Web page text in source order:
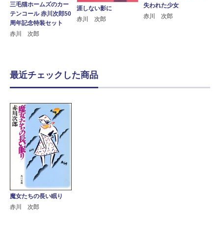
三毛猫ホームズのカー
テンコール 赤川次郎50
周年記念特装セット
赤川 次郎
涯しない影に
赤川 次郎
失われた少女
赤川 次郎
最近チェックした商品
魔女たちの長い眠り
赤川 次郎